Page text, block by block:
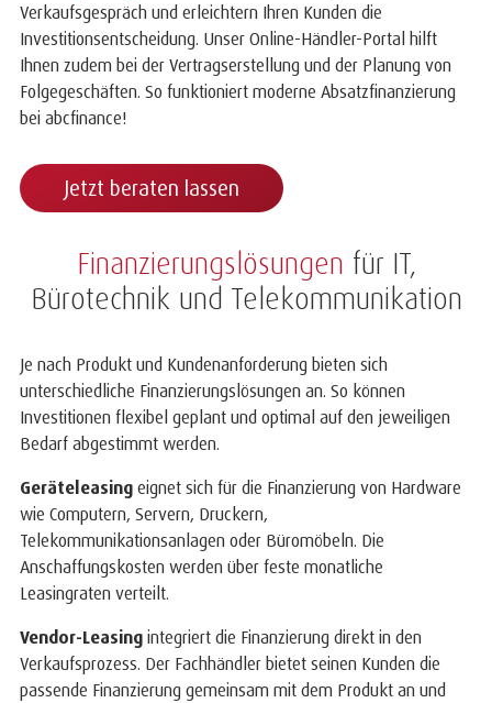
Verkaufsgespräch und erleichtern Ihren Kunden die
Investitionsentscheidung. Unser Online-Händler-Portal hilft
Ihnen zudem bei der Vertragserstellung und der Planung von
Folgegeschäften. So funktioniert moderne Absatzfinanzierung
bei abcfinance!
Jetzt beraten lassen
Finanzierungslösungen für IT,
Bürotechnik und Telekommunikation
Je nach Produkt und Kundenanforderung bieten sich
unterschiedliche Finanzierungslösungen an. So können
Investitionen flexibel geplant und optimal auf den jeweiligen
Bedarf abgestimmt werden.
Geräteleasing eignet sich für die Finanzierung von Hardware
wie Computern, Servern, Druckern,
Telekommunikationsanlagen oder Büromöbeln. Die
Anschaffungskosten werden über feste monatliche
Leasingraten verteilt.
Vendor-Leasing integriert die Finanzierung direkt in den
Verkaufsprozess. Der Fachhändler bietet seinen Kunden die
passende Finanzierung gemeinsam mit dem Produkt an und